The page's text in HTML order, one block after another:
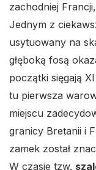
zachodniej
Jednym z
usytuowany na
głęboką fosą
początki sięgają
tu pierwsza
miejscu
granicy Bretanii i
zamek został
W czasie tzw.